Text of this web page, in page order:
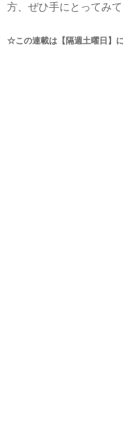
方、ぜひ手にとってみ
☆この連載は【隔週土曜日】